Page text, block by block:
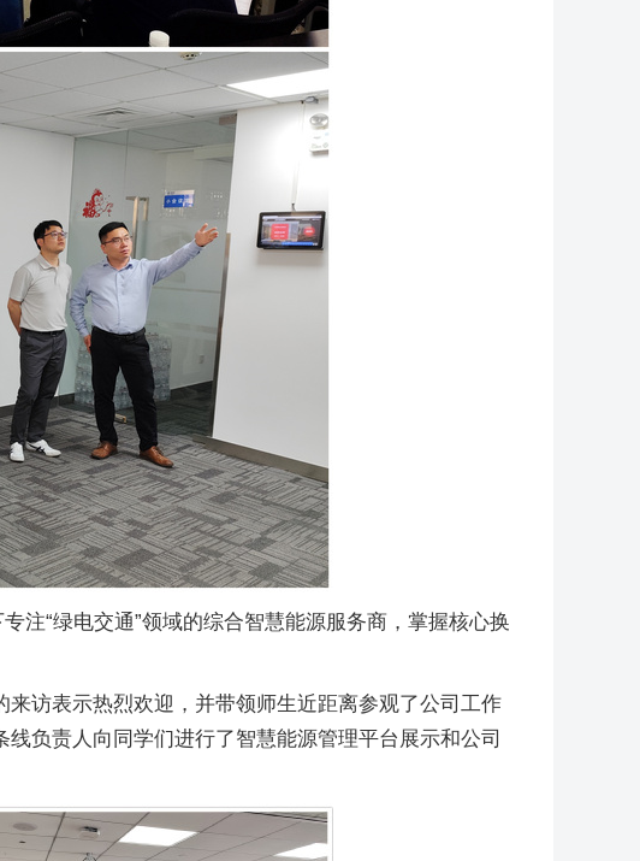
注“绿电交通”领域的综合智慧能源服务商，掌握核心换
访表示热烈欢迎，并带领师生近距离参观了公司工作
负责人向同学们进行了智慧能源管理平台展示和公司